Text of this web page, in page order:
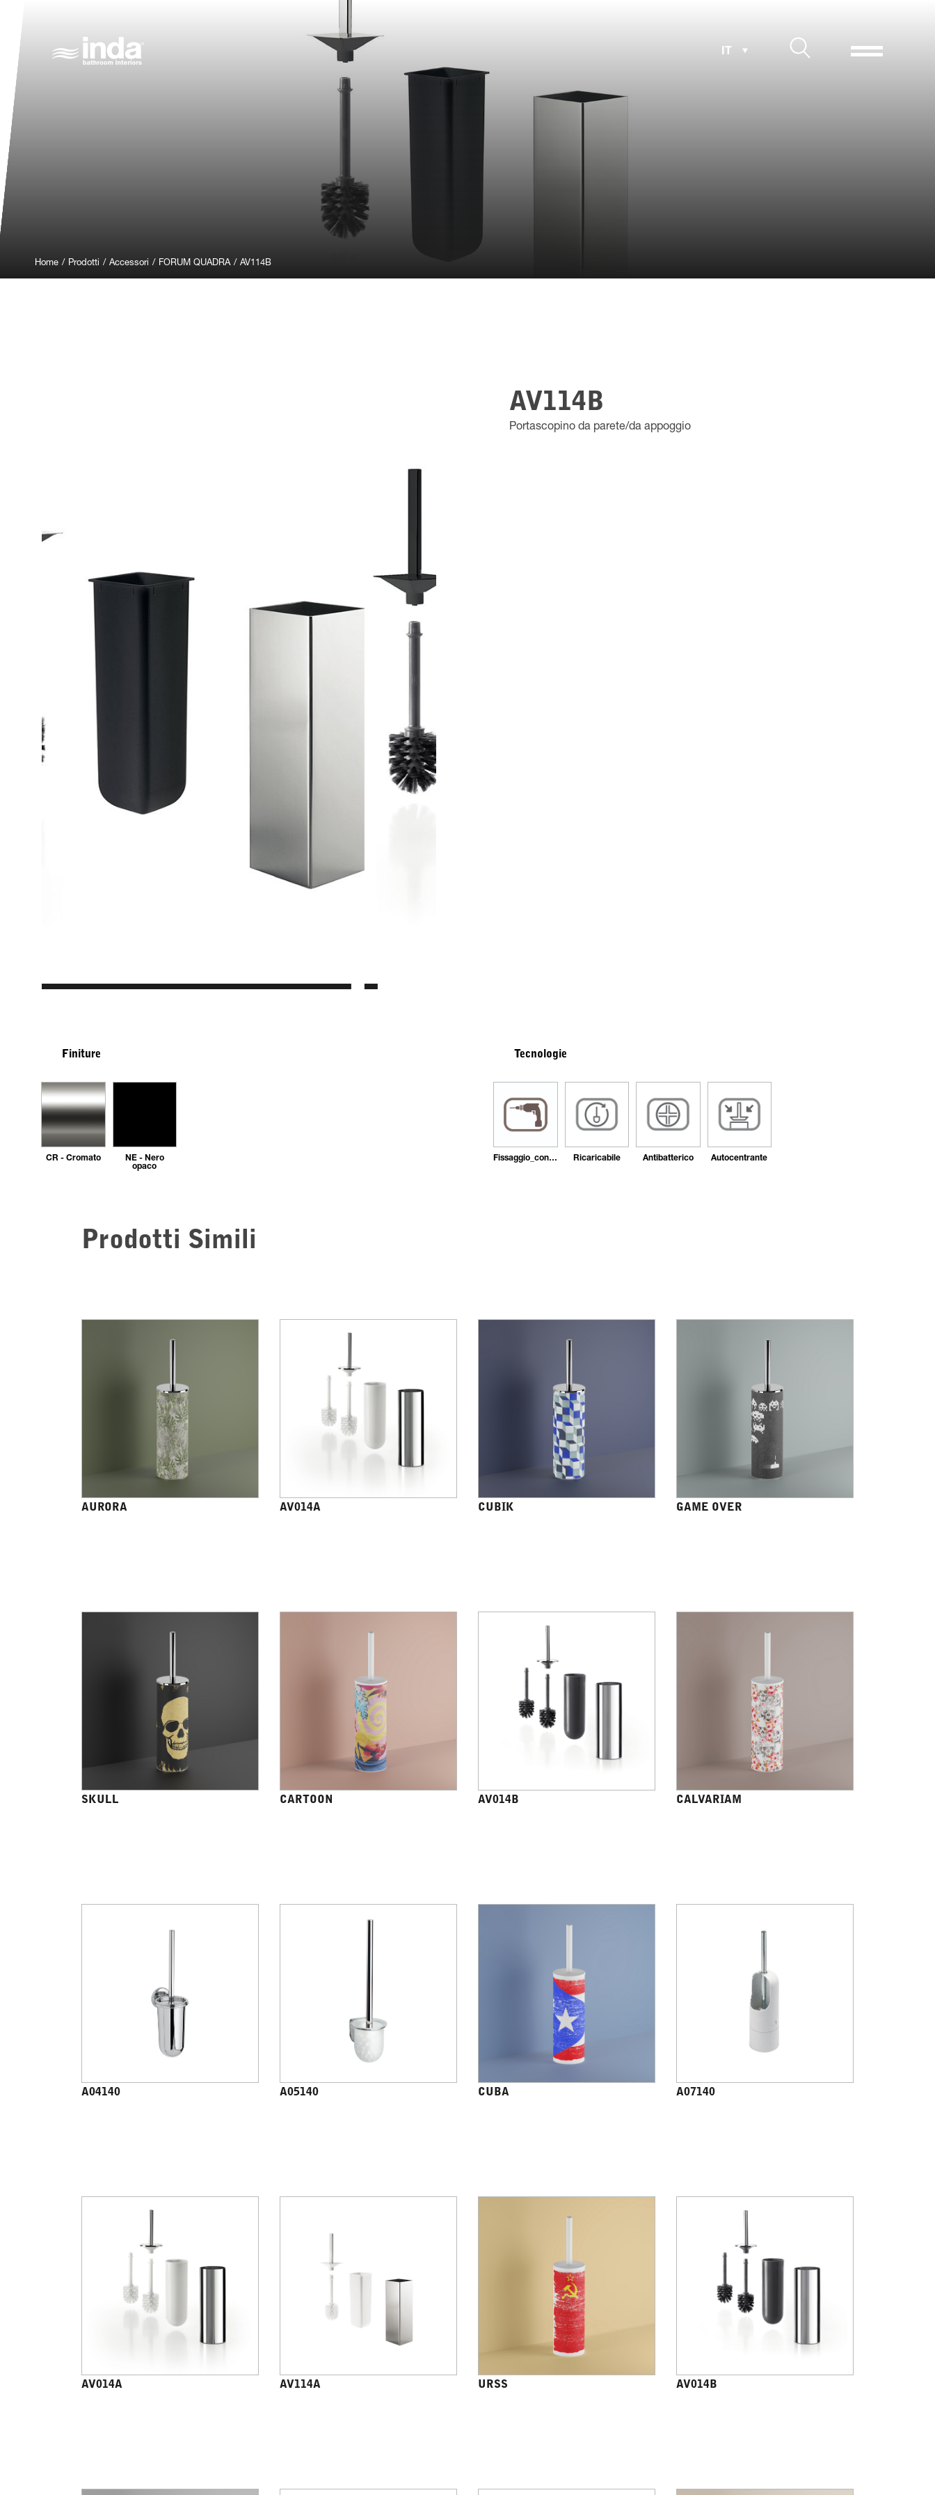
Home / Prodotti / Accessori / FORUM QUADRA / AV114B
AV114B
Portascopino da parete/da appoggio
Finiture
CR - Cromato
NE - Nero
opaco
Tecnologie
Fissaggio_con_tasselli Ricaricabile Antibatterico Autocentrante
Prodotti Simili
AURORA AV014A CUBIK GAME OVER
SKULL CARTOON AV014B CALVARIAM
A04140 A05140 CUBA A07140
AV014A AV114A URSS AV014B